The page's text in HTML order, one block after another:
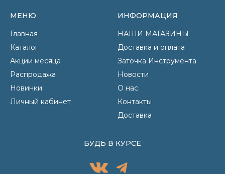
МЕНЮ
Главная
Каталог
Акции месяца
Распродажа
Новинки
Личный кабинет
ИНФОРМАЦИЯ
НАШИ МАГАЗИНЫ
Доставка и оплата
Заточка Инструмента
Новости
О нас
Контакты
Доставка
БУДЬ В КУРСЕ